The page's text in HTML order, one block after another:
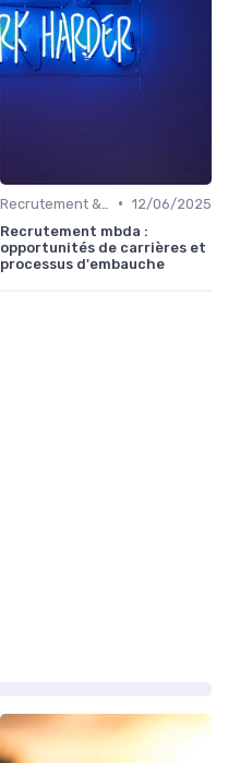
• 12/06/2025
Recrutement mbda :
opportunités de carrières et
processus d'embauche